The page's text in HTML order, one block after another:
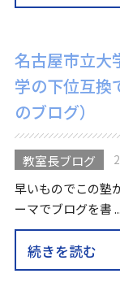
名古屋市立大
学の下位互
のブログ）
教室長ブログ
早いものでこの塾
ーマでブログを書 ...
続きを読む